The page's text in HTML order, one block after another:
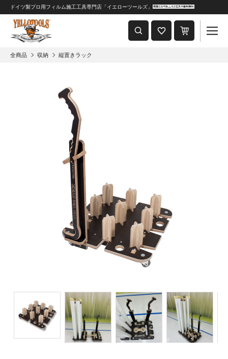
重要なおしらせ
2024年8月1日 価格改定につきまして
ドイツ製プロ用フィルム施工工具専門店「イエローツールズ」
全商品 収納 縦置きラック